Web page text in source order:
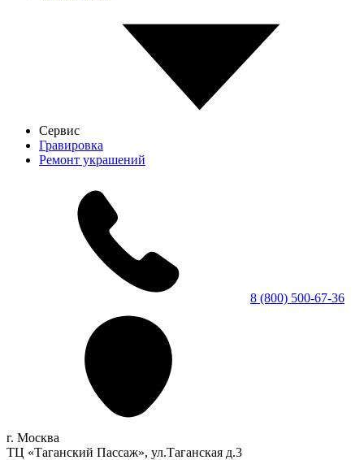
Сервис
Гравировка
Ремонт украшений
8 (800) 500-67-36
г. Москва
ТЦ «Таганский Пассаж», ул.Таганская д.3